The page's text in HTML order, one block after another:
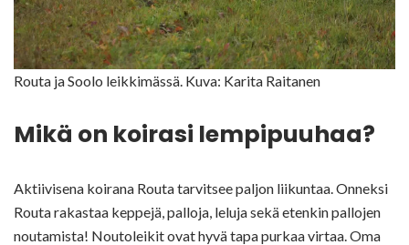
Routa ja Soolo leikkimässä. Kuva: Karita Raitanen
Mikä on koirasi lempipuuhaa?
Aktiivisena koirana Routa tarvitsee paljon liikuntaa. Onneksi
Routa rakastaa keppejä, palloja, leluja sekä etenkin pallojen
noutamista! Noutoleikit ovat hyvä tapa purkaa virtaa. Oma